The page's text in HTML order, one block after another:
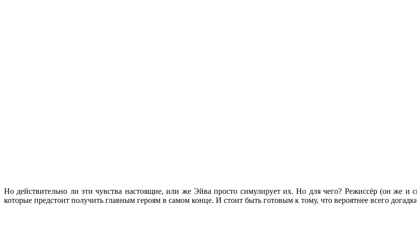
Но действительно ли эти чувства настоящие, или же Эйва просто симулирует их. Но для чего? Режиссёр (он же и
которые предстоит получить главным героям в самом конце. И стоит быть готовым к тому, что вероятнее всего